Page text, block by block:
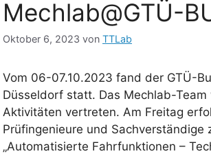
Mechlab@GTÜ-
Oktober 6, 2023 von TTLab
Vom 06-07.10.2023 fand der GTÜ-
Düsseldorf statt. Das Mechlab-
Aktivitäten vertreten. Am Freitag
Prüfingenieure und Sachverständige
„Automatisierte Fahrfunktionen –